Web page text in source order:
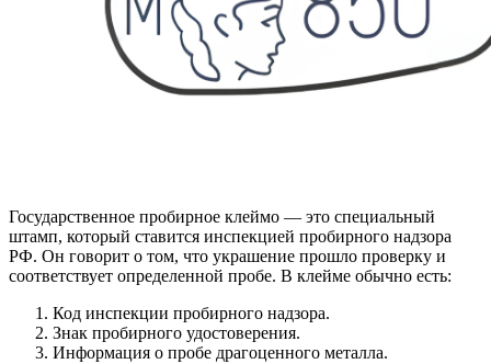
Государственное пробирное клеймо — это специальный
штамп, который ставится инспекцией пробирного надзора
РФ. Он говорит о том, что украшение прошло проверку и
соответствует определенной пробе. В клейме обычно есть:
Код инспекции пробирного надзора.
Знак пробирного удостоверения.
Информация о пробе драгоценного металла.